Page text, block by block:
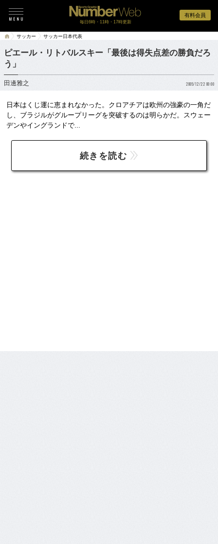
有料会員
毎日6時・11時・17時更新
サッカー サッカー日本代表
ピエール・リトバルスキー「最後は得失点差の勝負だろ
う」
田邊雅之 2005/12/22 00:00
日本はくじ運に恵まれなかった。クロアチアは欧州の強豪の一角だ
し、ブラジルがグループリーグを突破するのは明らかだ。スウェー
デンやイングランドで...
続きを読む